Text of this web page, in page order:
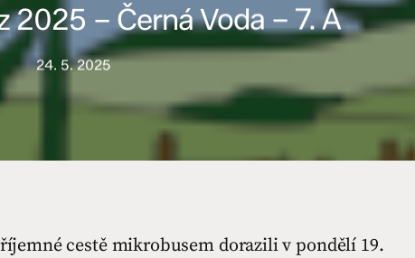
2025 – Černá Voda – 7. A
24. 5. 2025
cestě mikrobusem dorazili v pondělí 19.